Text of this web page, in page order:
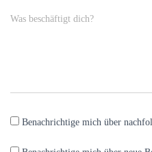
Was beschäftigt dich?
Benachrichtige mich über